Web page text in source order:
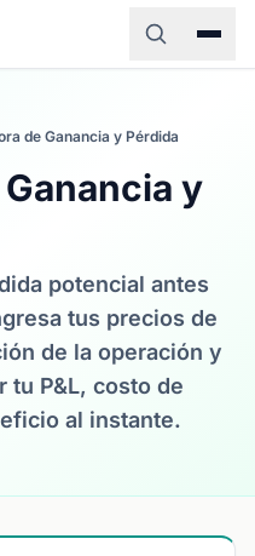
de Ganancia y Pérdida
y
potencial antes
tus precios de
de la operación y
tu P&L, costo de
al instante.